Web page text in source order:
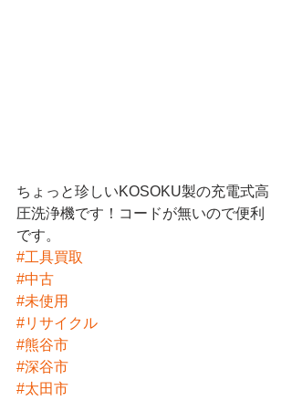
ちょっと珍しいKOSOKU製の充電式高
圧洗浄機です！コードが無いので便利
です。
#工具買取
#中古
#未使用
#リサイクル
#熊谷市
#深谷市
#太田市